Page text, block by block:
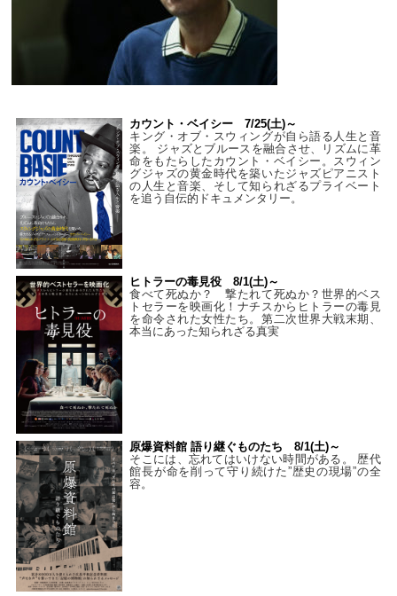
カウント・ベイシー 7/25(土)～
キング・オブ・スウィングが自ら語る人生と音
楽。 ジャズとブルースを融合させ、リズムに革
命をもたらしたカウント・ベイシー。スウィン
グジャズの黄金時代を築いたジャズピアニスト
の人生と音楽、そして知られざるプライベート
を追う自伝的ドキュメンタリー。
ヒトラーの毒見役 8/1(土)～
食べて死ぬか？ 撃たれて死ぬか？世界的ベス
トセラーを映画化！ナチスからヒトラーの毒見
を命令された女性たち。第二次世界大戦末期、
本当にあった知られざる真実
原爆資料館 語り継ぐものたち 8/1(土)～
そこには、忘れてはいけない時間がある。 歴代
館長が命を削って守り続けた”歴史の現場”の全
容。